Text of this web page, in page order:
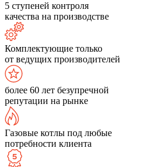
5 ступеней контроля
качества на производстве
Комплектующие только
от ведущих производителей
более 60 лет безупречной
репутации на рынке
Газовые котлы под любые
потребности клиента